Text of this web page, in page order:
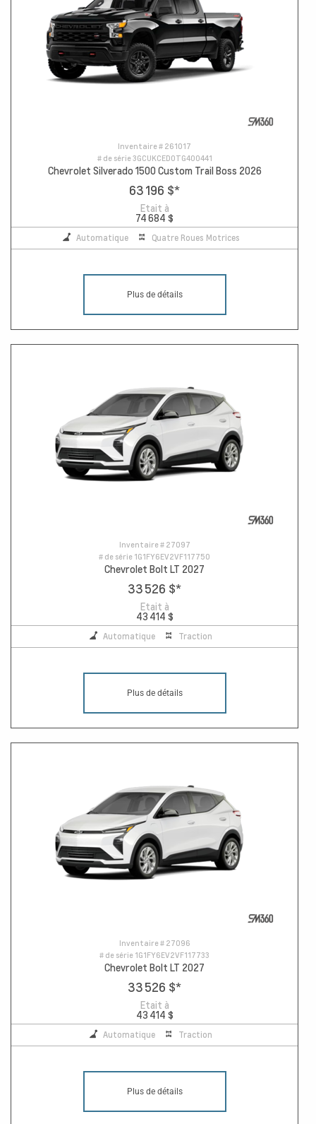
Inventaire # 261017
# de série3GCUKCED0TG400441
Chevrolet Silverado 1500 Custom Trail Boss 2026
63 196 $*
Etait à
74 684 $
Automatique Quatre Roues Motrices
Plus de détails
Inventaire # 27097
# de série 1G1FY6EV2VF117750
Chevrolet Bolt LT 2027
33 526 $*
Etait à
43 414 $
Automatique Traction
Plus de détails
Inventaire # 27096
# de série 1G1FY6EV2VF117733
Chevrolet Bolt LT 2027
33 526 $*
Etait à
43 414 $
Automatique Traction
Plus de détails